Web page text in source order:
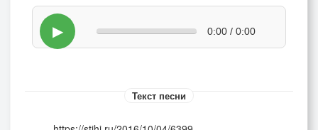
▶ 0:00 / 0:00
Текст песни